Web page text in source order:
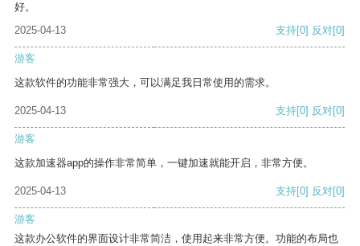
好。
2025-04-13
支持[0] 反对[0]
游客
这款软件的功能非常强大，可以满足我日常使用的需求。
2025-04-13 支持[0] 反对[0]
游客
这款加速器app的操作非常简单，一键加速就能开启，非常方便。
2025-04-13 支持[0] 反对[0]
游客
这款办公软件的界面设计非常简洁，使用起来非常方便。功能的布局也